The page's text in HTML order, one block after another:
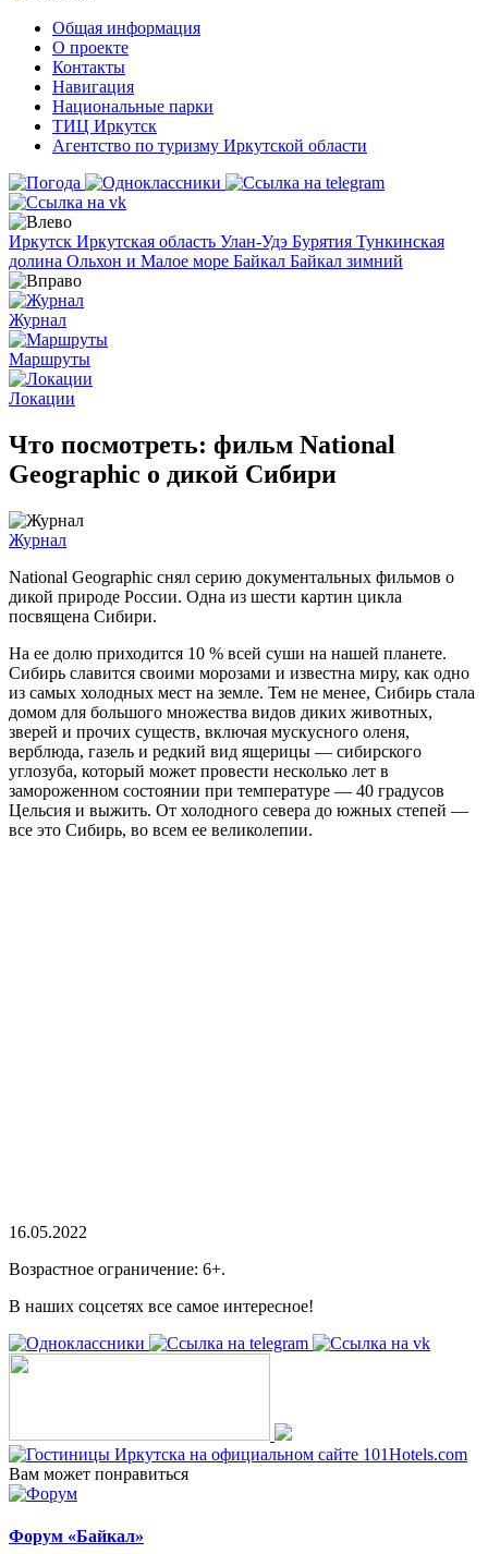
Общая информация
О проекте
Контакты
Навигация
Национальные парки
ТИЦ Иркутск
Агентство по туризму Иркутской области
Иркутск Иркутская область Улан-Удэ Бурятия Тункинская
долина Ольхон и Малое море Байкал Байкал зимний
Журнал
Маршруты
Локации
Что посмотреть: фильм National
Geographic о дикой Сибири
Журнал
National Geographic снял серию документальных фильмов о
дикой природе России. Одна из шести картин цикла
посвящена Сибири.
На ее долю приходится 10 % всей суши на нашей планете.
Сибирь славится своими морозами и известна миру, как одно
из самых холодных мест на земле. Тем не менее, Сибирь стала
домом для большого множества видов диких животных,
зверей и прочих существ, включая мускусного оленя,
верблюда, газель и редкий вид ящерицы — сибирского
углозуба, который может провести несколько лет в
замороженном состоянии при температуре — 40 градусов
Цельсия и выжить. От холодного севера до южных степей —
все это Сибирь, во всем ее великолепии.
16.05.2022
Возрастное ограничение: 6+.
В наших соцсетях все самое интересное!
Вам может понравиться
Форум «Байкал»